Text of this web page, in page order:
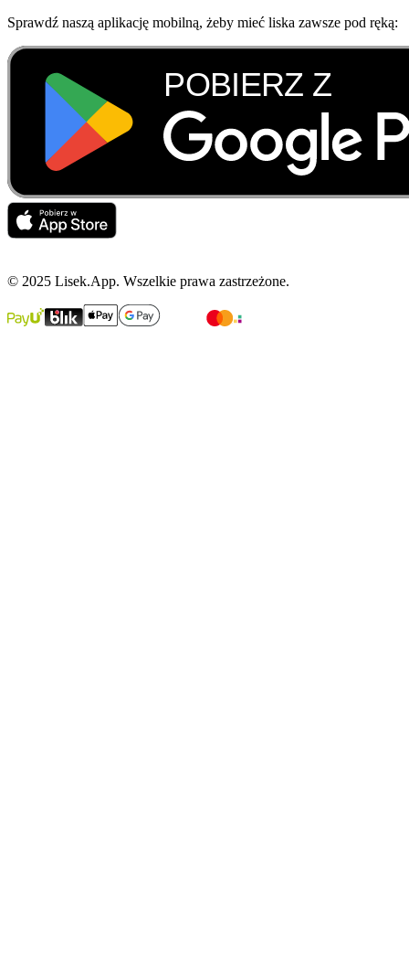
Sprawdź naszą aplikację mobilną, żeby mieć liska zawsze pod ręką:
© 2025 Lisek.App. Wszelkie prawa zastrzeżone.